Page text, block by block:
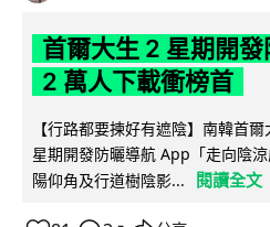
首爾大生 2 星期開
2 萬人下載衝榜首
【行路都要揀好有遮陰】南韓首
星期開發防曬導航 App「走向陰
陽仰角及行道樹陰影...
閱讀全文